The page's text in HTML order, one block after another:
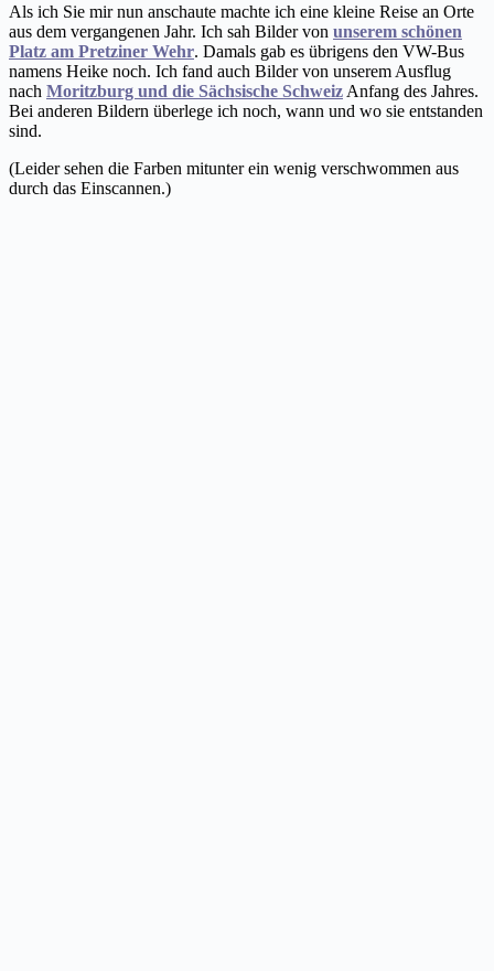
Als ich Sie mir nun anschaute machte ich eine kleine Reise an Orte
aus dem vergangenen Jahr. Ich sah Bilder von unserem schönen
Platz am Pretziner Wehr. Damals gab es übrigens den VW-Bus
namens Heike noch. Ich fand auch Bilder von unserem Ausflug
nach Moritzburg und die Sächsische Schweiz Anfang des Jahres.
Bei anderen Bildern überlege ich noch, wann und wo sie entstanden
sind.
(Leider sehen die Farben mitunter ein wenig verschwommen aus
durch das Einscannen.)